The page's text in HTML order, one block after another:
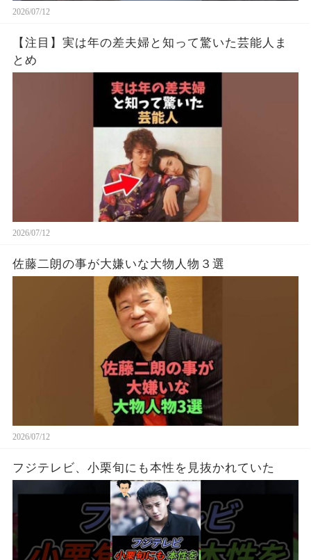
2026/07/12
【注目】実は年の差夫婦と知って驚いた芸能人ま
とめ
2026/07/12
佐藤二朗の事が大嫌いな大物人物３選
2026/07/12
フジテレビ、小栗旬にも本性を見抜かれていた